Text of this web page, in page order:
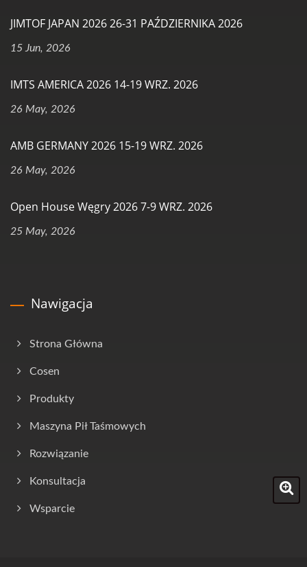
JIMTOF JAPAN 2026 26-31 PAŹDZIERNIKA 2026
15 Jun, 2026
IMTS AMERICA 2026 14-19 WRZ. 2026
26 May, 2026
AMB GERMANY 2026 15-19 WRZ. 2026
26 May, 2026
Open House Węgry 2026 7-9 WRZ. 2026
25 May, 2026
Nawigacja
Strona Główna
Cosen
Produkty
Maszyna Pił Taśmowych
Rozwiązanie
Konsultacja
Wsparcie